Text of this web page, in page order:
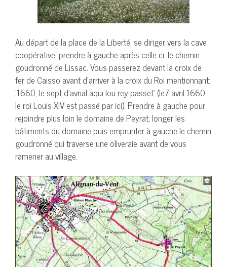
Au départ de la place de la Liberté, se diriger vers la cave
coopérative; prendre à gauche après celle-ci, le chemin
goudronné de Lissac. Vous passerez devant la croix de
fer de Caisso avant d’arriver à la croix du Roi mentionnant:
‘1660, le sept d’avrial aqui lou rey passet’ (le7 avril 1660,
le roi Louis XIV est passé par ici). Prendre à gauche pour
rejoindre plus loin le domaine de Peyrat; longer les
bâtiments du domaine puis emprunter à gauche le chemin
goudronné qui traverse une oliveraie avant de vous
ramener au village.